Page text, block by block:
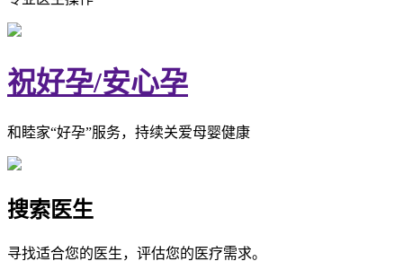
祝好孕/安心孕
和睦家“好孕”服务，持续关爱母婴健康
搜索医生
寻找适合您的医生，评估您的医疗需求。